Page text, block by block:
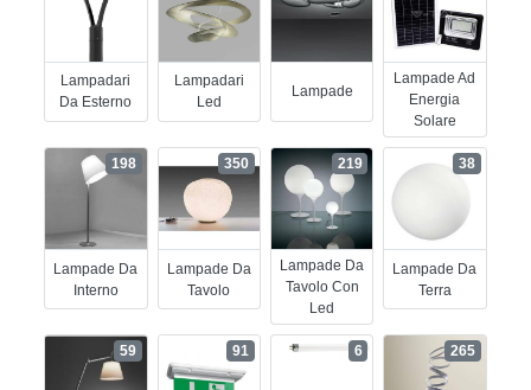
Lampadari
Da Esterno
Lampadari
Led
Lampade
Lampade Ad
Energia
Solare
Lampade Da
Interno
198
Lampade Da
Tavolo
350
Lampade Da
Tavolo Con
Led
219
Lampade Da
Terra
38
59 91 6 265